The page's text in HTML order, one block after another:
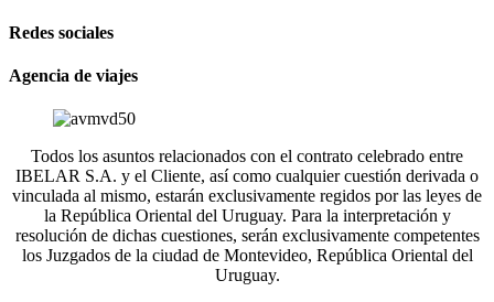
Redes sociales
Agencia de viajes
Todos los asuntos relacionados con el contrato celebrado entre
IBELAR S.A. y el Cliente, así como cualquier cuestión derivada o
vinculada al mismo, estarán exclusivamente regidos por las leyes de
la República Oriental del Uruguay. Para la interpretación y
resolución de dichas cuestiones, serán exclusivamente competentes
los Juzgados de la ciudad de Montevideo, República Oriental del
Uruguay.